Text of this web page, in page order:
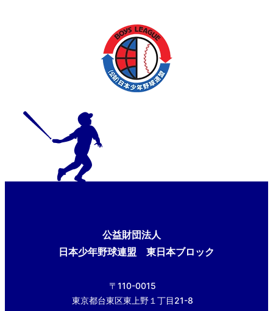
公益財団法人
日本少年野球連盟 東日本ブロック
〒110-0015
東京都台東区東上野１丁目21-8